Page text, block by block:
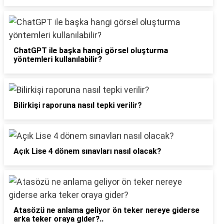
ChatGPT ile başka hangi görsel oluşturma
yöntemleri kullanılabilir?
Bilirkişi raporuna nasıl tepki verilir?
Açık Lise 4 dönem sınavları nasıl olacak?
Atasözü ne anlama geliyor ön teker nereye giderse
arka teker oraya gider?..